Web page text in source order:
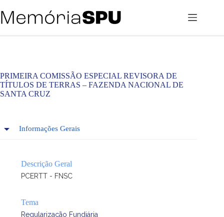
para
o
PRIMEIRA COMISSÃO ESPECIAL REVISORA DE
TÍTULOS DE TERRAS – FAZENDA NACIONAL DE
SANTA CRUZ
Informações Gerais
Descrição Geral
PCERTT - FNSC
Tema
Regularização Fundiária